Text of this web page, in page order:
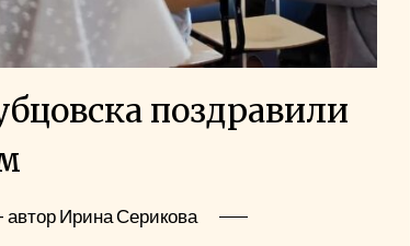
поздравили
- авторИрина Серикова